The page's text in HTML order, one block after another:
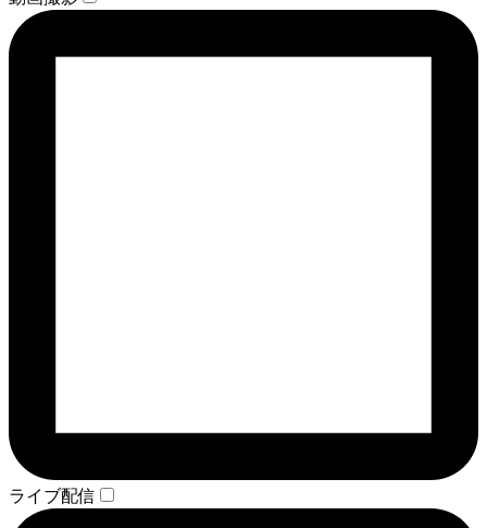
ライブ配信